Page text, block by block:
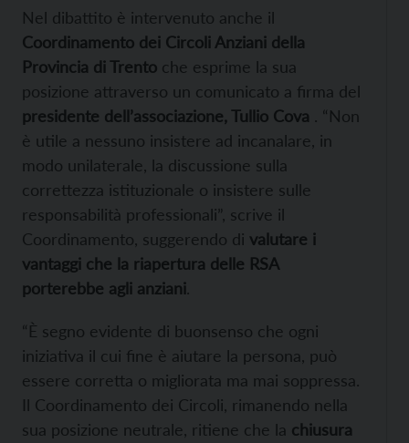
Nel dibattito è intervenuto anche il
Coordinamento dei Circoli Anziani della
Provincia di Trento che esprime la sua
posizione attraverso un comunicato a firma del
presidente dell’associazione, Tullio Cova . “Non
è utile a nessuno insistere ad incanalare, in
modo unilaterale, la discussione sulla
correttezza istituzionale o insistere sulle
responsabilità professionali”, scrive il
Coordinamento, suggerendo di valutare i
vantaggi che la riapertura delle RSA
porterebbe agli anziani.
“È segno evidente di buonsenso che ogni
iniziativa il cui fine è aiutare la persona, può
essere corretta o migliorata ma mai soppressa.
Il Coordinamento dei Circoli, rimanendo nella
sua posizione neutrale, ritiene che la chiusura